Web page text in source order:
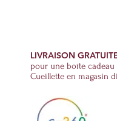
LIVRAISON
pour une boîte cadeau
Cueillette en magasin